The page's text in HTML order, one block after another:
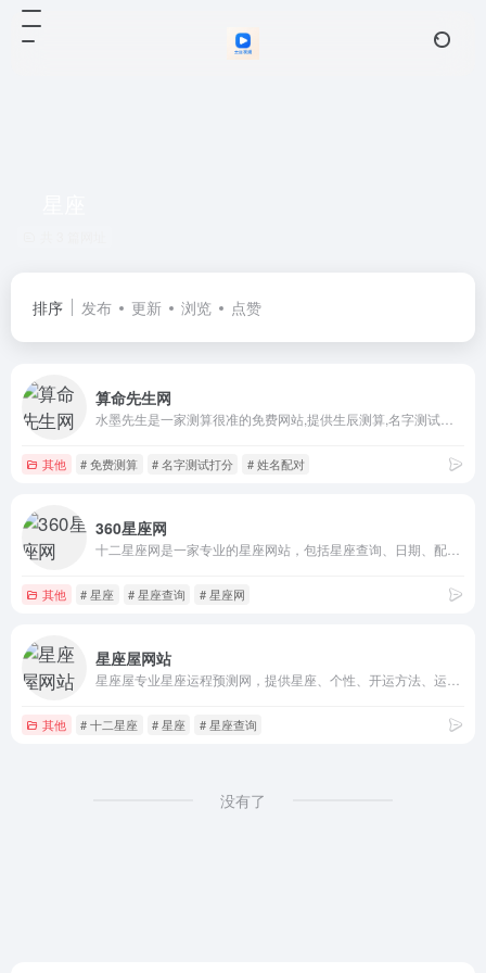
排序 发布 更新 浏览 点赞
算命先生网
其他 # 免费测算 # 名字测试打分 # 姓名配对
360星座网
其他 # 星座 # 星座查询 # 星座网
星座屋网站
其他 # 十二星座 # 星座 # 星座查询
没有了